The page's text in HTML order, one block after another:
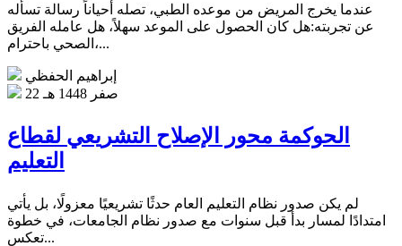
عندما يخرج المريض من موعده الطبي، تصله أحياناً رسالة تسأله
عن تجربته:هل كان الحصول على الموعد سهلاً، هل عامله الفريق
الصحي باحترام،...
إبراهيم الحفظي
22 صفر 1448 هـ
الحوكمة محور الإصلاح التشريعي لقطاع
التعليم
لم يكن صدور نظام التعليم العام حدثًا تشريعيًا معزولًا، بل يأتي
امتدادًا لمسار بدأ قبل سنوات مع صدور نظام الجامعات، في خطوة
تعكس...